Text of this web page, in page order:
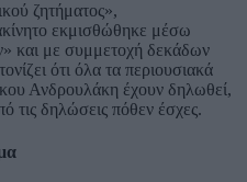
ζητήματος»,
εκμισθώθηκε μέσω
και με συμμετοχή δεκάδων
ότι όλα τα περιουσιακά
Ανδρουλάκη έχουν δηλωθεί,
τις δηλώσεις πόθεν έσχες.